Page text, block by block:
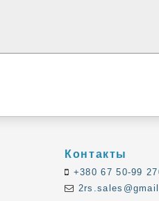
Контакты
+380 67 50-99